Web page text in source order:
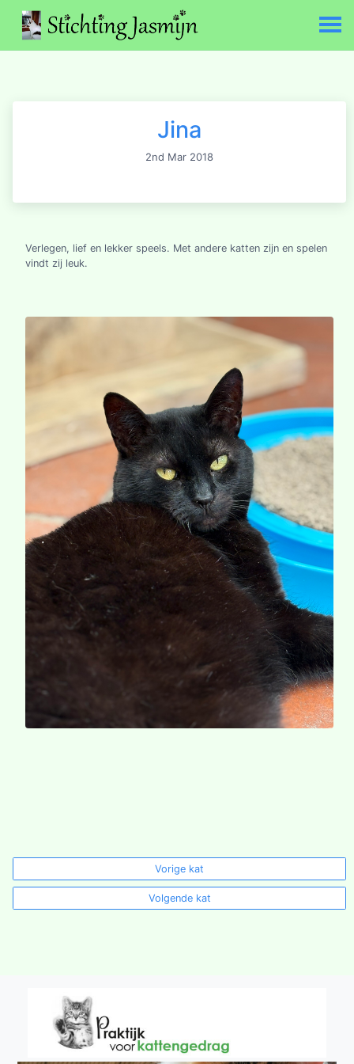
Jina
2nd Mar 2018
Verlegen, lief en lekker speels. Met andere katten zijn en spelen
vindt zij leuk.
Vorige kat
Volgende kat